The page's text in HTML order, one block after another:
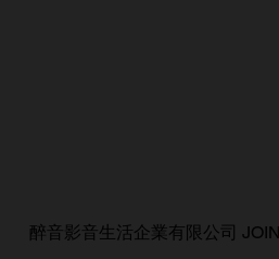
醉音影音生活企業有限公司